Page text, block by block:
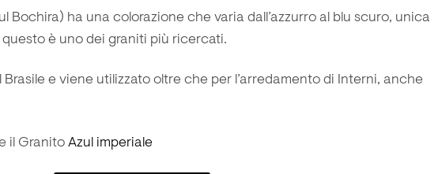
Bochira) ha una colorazione che varia dall’azzurro al blu scuro, unica
è uno dei graniti più ricercati.
Brasile e viene utilizzato oltre che per l’arredamento di Interni, anche
il Granito Azul imperiale